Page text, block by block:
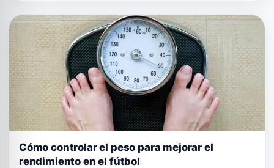
Cómo controlar el peso para mejorar el
rendimiento en el fútbol